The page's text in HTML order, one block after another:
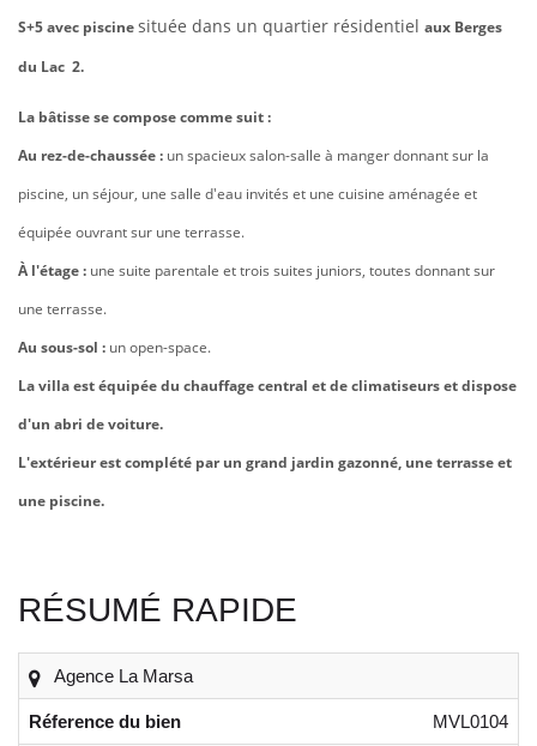
S+5 avec piscinesituée dans un quartier résidentiel aux Berges
du Lac 2.
La bâtisse se compose comme suit :
Au rez-de-chaussée : un spacieux salon-salle à manger donnant sur la
piscine, un séjour, une salle d'eau invités et une cuisine aménagée et
équipée ouvrant sur une terrasse.
À l'étage : une suite parentale et trois suites juniors, toutes donnant sur
une terrasse.
Au sous-sol : un open-space.
La villa est équipée du chauffage central et de climatiseurs et dispose
d'un abri de voiture.
L'extérieur est complété par un grand jardin gazonné, une terrasse et
une piscine.
RÉSUMÉ RAPIDE
Agence La Marsa
Réference du bien MVL0104